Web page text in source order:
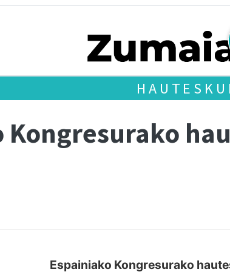
Kongresurako
Espainiako Kongresurako